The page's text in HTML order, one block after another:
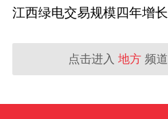
江西绿电交易规模四年增
点击进入 地方 频